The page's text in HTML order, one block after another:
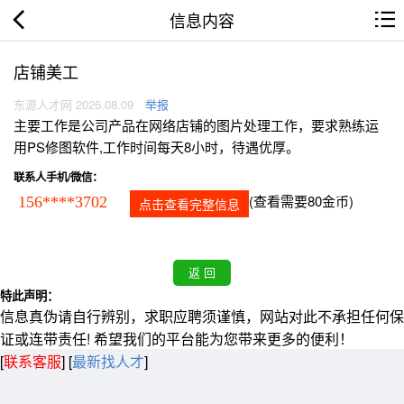
信息内容
店铺美工
东源人才网 2026.08.09 举报
主要工作是公司产品在网络店铺的图片处理工作，要求熟练运
用PS修图软件,工作时间每天8小时，待遇优厚。
联系人手机/微信：
156****3702 点击查看完整信息 (查看需要80金币)
特此声明：
信息真伪请自行辨别，求职应聘须谨慎，网站对此不承担任何保
证或连带责任! 希望我们的平台能为您带来更多的便利！
[联系客服] [最新找人才]